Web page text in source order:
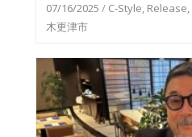
07/16/2025 / C-Style, Release,
木更津市